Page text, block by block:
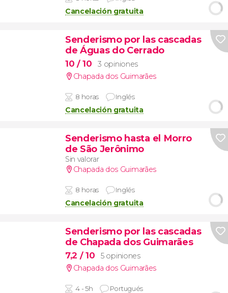
Cancelación gratuita
Senderismo por las cascadas
de Águas do Cerrado
10 / 10
3 opiniones
Chapada dos Guimarães
8 horas Inglés
Cancelación gratuita
Senderismo hasta el Morro
de São Jerônimo
Sin valorar
Chapada dos Guimarães
8 horas Inglés
Cancelación gratuita
Senderismo por las cascadas
de Chapada dos Guimarães
7,2 / 10
5 opiniones
Chapada dos Guimarães
4 - 5h Portugués